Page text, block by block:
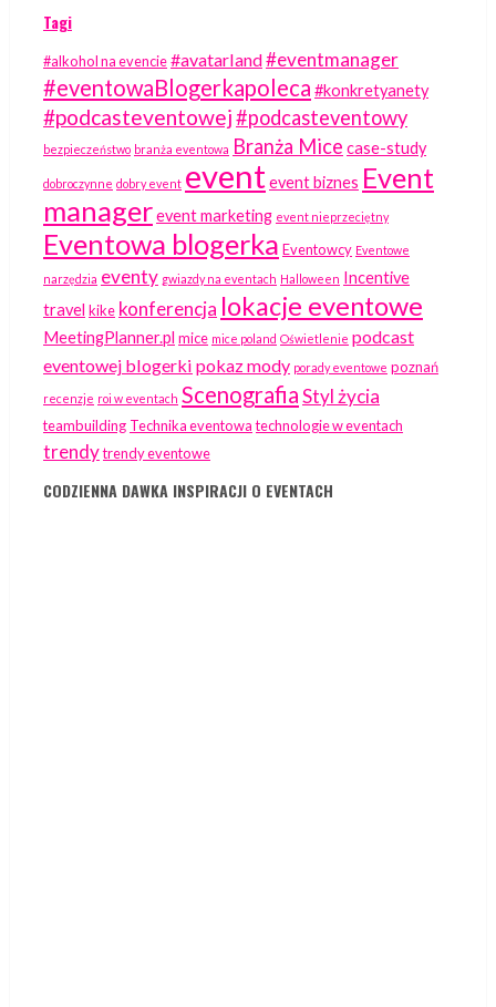
Tagi
#alkohol na evencie#avatarland#eventmanager
#eventowaBlogerkapoleca #konkretyanety
#podcasteventowej#podcasteventowy
bezpieczeństwo branża eventowa Branża Mice case-study
dobroczynne dobry event eventevent biznes Event
managerevent marketing event nieprzeciętny
Eventowa blogerka Eventowcy Eventowe
narzędzia eventy gwiazdy na eventach Halloween
Incentive
travel kike konferencja lokacje eventowe
MeetingPlanner.pl mice mice poland Oświetlenie podcast
eventowej blogerki pokaz mody porady eventowe poznań
recenzje roi w eventach ScenografiaStyl życia
teambuilding Technika eventowa technologie w eventach
trendytrendy eventowe
CODZIENNA DAWKA INSPIRACJI O EVENTACH